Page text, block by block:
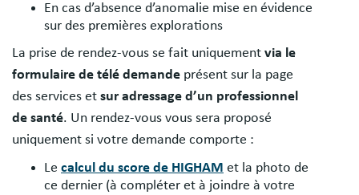
En cas d’absence d’anomalie mise en évidence
sur des premières explorations
La prise de rendez-vous se fait uniquement via le
formulaire de télé demande présent sur la page
des services et sur adressage d’un professionnel
de santé. Un rendez-vous vous sera proposé
uniquement si votre demande comporte :
Le calcul du score de HIGHAM et la photo de
ce dernier (à compléter et à joindre à votre